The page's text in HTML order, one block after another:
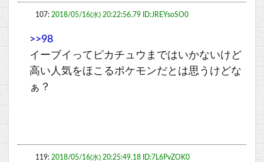
107: 2018/05/16(水) 20:22:56.79 ID:JREYsoSO0
>>98
イーブイってピカチュウまではいかないけど
高い人気をほこるポケモンだとは思うけどな
ぁ？
119: 2018/05/16(水) 20:25:49.18 ID:7L6PvZOK0